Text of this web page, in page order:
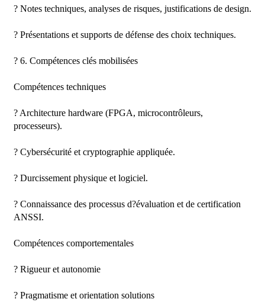
? Notes techniques, analyses de risques, justifications de design.
? Présentations et supports de défense des choix techniques.
? 6. Compétences clés mobilisées
Compétences techniques
? Architecture hardware (FPGA, microcontrôleurs,
processeurs).
? Cybersécurité et cryptographie appliquée.
? Durcissement physique et logiciel.
? Connaissance des processus d?évaluation et de certification
ANSSI.
Compétences comportementales
? Rigueur et autonomie
? Pragmatisme et orientation solutions